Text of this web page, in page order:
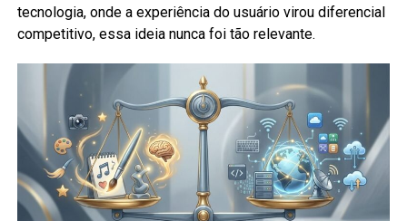
tecnologia, onde a experiência do usuário virou diferencial
competitivo, essa ideia nunca foi tão relevante.